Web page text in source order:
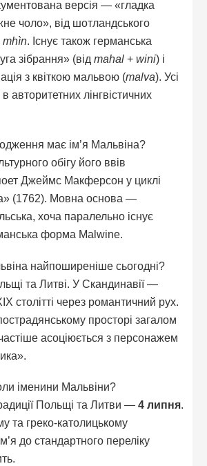
версія — «гладка
чоло», від шотландського
mhìn. Існує також германська
зібрання» (відmahal +wini) і
з квіткою мальвою (malva). Усі
авторитетних лінгвістичних
має ім’я Мальвіна?
обігу його ввів
Джеймс Макферсон у циклі
(1762). Мовна основа —
хоча паралельно існує
форма Malwine.
найпоширеніше сьогодні?
та Литві. У Скандинавії —
столітті через романтичний рух.
просторі загалом
асоціюється з персонажем
іменини Мальвіни?
Польщі та Литви —4 липня.
та греко-католицькому
до стандартного переліку